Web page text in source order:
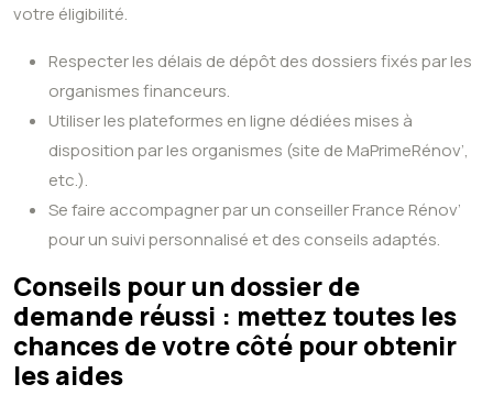
votre éligibilité.
Respecter les délais de dépôt des dossiers fixés par les
organismes financeurs.
Utiliser les plateformes en ligne dédiées mises à
disposition par les organismes (site de MaPrimeRénov’,
etc.).
Se faire accompagner par un conseiller France Rénov’
pour un suivi personnalisé et des conseils adaptés.
Conseils pour un dossier de
demande réussi : mettez toutes les
chances de votre côté pour obtenir
les aides